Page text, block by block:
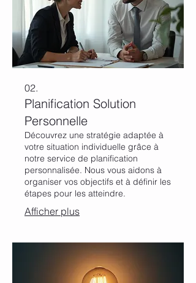
02.
Planification Solution
Personnelle
Découvrez une stratégie adaptée à
votre situation individuelle grâce à
notre service de planification
personnalisée. Nous vous aidons à
organiser vos objectifs et à définir les
étapes pour les atteindre.
Afficher plus